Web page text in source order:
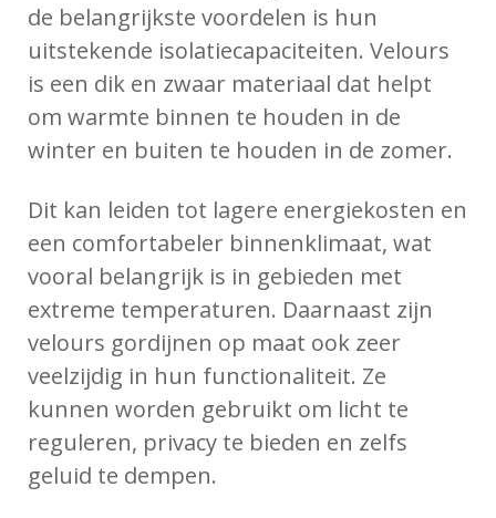
de belangrijkste voordelen is hun
uitstekende isolatiecapaciteiten. Velours
is een dik en zwaar materiaal dat helpt
om warmte binnen te houden in de
winter en buiten te houden in de zomer.
Dit kan leiden tot lagere energiekosten en
een comfortabeler binnenklimaat, wat
vooral belangrijk is in gebieden met
extreme temperaturen. Daarnaast zijn
velours gordijnen op maat ook zeer
veelzijdig in hun functionaliteit. Ze
kunnen worden gebruikt om licht te
reguleren, privacy te bieden en zelfs
geluid te dempen.